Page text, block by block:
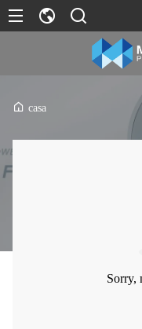
casa
Sorry,